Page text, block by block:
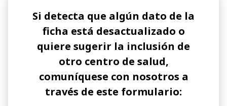
Si detecta que algún dato de la
ficha está desactualizado o
quiere sugerir la inclusión de
otro centro de salud,
comuníquese con nosotros a
través de este formulario: